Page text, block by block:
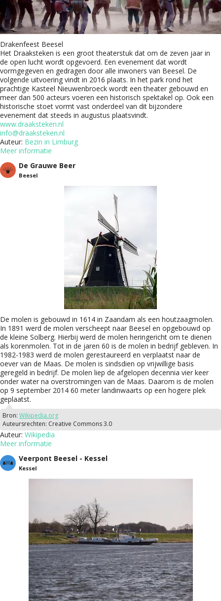
Drakenfeest Beesel
Het Draaksteken is een groot theaterstuk dat om de zeven jaar in
de open lucht wordt opgevoerd. Een evenement dat wordt
vormgegeven en gedragen door alle inwoners van Beesel. De
volgende uitvoering vindt in 2016 plaats. In het park rond het
prachtige Kasteel Nieuwenbroeck wordt een theater gebouwd en
meer dan 500 acteurs voeren een historisch spektakel op. Ook een
historische stoet vormt vast onderdeel van dit bijzondere
evenement dat steeds in augustus plaatsvindt.
www.draaksteken.nl
info@draaksteken.nl
Auteur: Bezin in Limburg
Meer informatie
De Grauwe Beer
Beesel
De molen is gebouwd in 1614 in Zaandam als een houtzaagmolen.
In 1891 werd de molen verscheept naar Beesel en opgebouwd op
de kleine Solberg. Hierbij werd de molen heringericht om te dienen
als korenmolen. Tot in de jaren 60 is de molen in bedrijf gebleven. In
1982-1983 werd de molen gerestaureerd en verplaatst naar de
oever van de Maas. De molen is sindsdien op vrijwillige basis
geregeld in bedrijf. De molen liep de afgelopen decennia vier keer
onder water na overstromingen van de Maas. Daarom is de molen
op 9 september 2014 60 meter landinwaarts op een hogere plek
geplaatst.
Bron: Wikipedia.org
Auteursrechten: Creative Commons 3.0
Auteur: Wikipedia
Meer informatie
Veerpont Beesel - Kessel
Kessel